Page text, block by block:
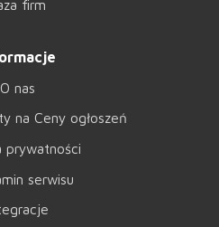
firm
O nas
na Ceny ogłoszeń
prywatności
serwisu